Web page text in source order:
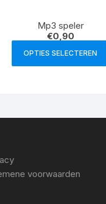
Mp3 speler
€0,90
OPTIES SELECTEREN
voorwaarden